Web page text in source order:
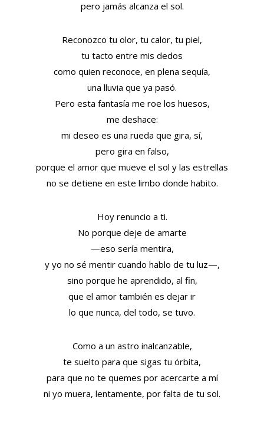
pero jamás alcanza el sol.
Reconozco tu olor, tu calor, tu piel,
tu tacto entre mis dedos
como quien reconoce, en plena sequía,
una lluvia que ya pasó.
Pero esta fantasía me roe los huesos,
me deshace:
mi deseo es una rueda que gira, sí,
pero gira en falso,
porque el amor que mueve el sol y las estrellas
no se detiene en este limbo donde habito.
Hoy renuncio a ti.
No porque deje de amarte
—eso sería mentira,
y yo no sé mentir cuando hablo de tu luz—,
sino porque he aprendido, al fin,
que el amor también es dejar ir
lo que nunca, del todo, se tuvo.
Como a un astro inalcanzable,
te suelto para que sigas tu órbita,
para que no te quemes por acercarte a mí
ni yo muera, lentamente, por falta de tu sol.